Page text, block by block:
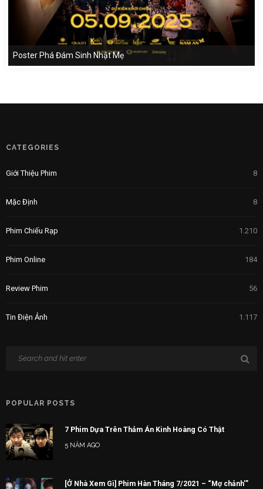
Poster Phá Đám Sinh Nhật Mẹ
CATEGORIES
Giới Thiệu Phim 8
Mặc Định 8
Phim Chiếu Rạp 1.210
Phim Online 184
Review Phim 56
Tin Điện Ảnh 1.117
POPULAR POSTS
7 Phim Dựa Trên Thảm Án Kinh Hoàng Có Thật
5 NĂM AGO
[Ở Nhà Xem Gì] Phim Hàn Tháng 7/2021 – “Mợ chảnh'”